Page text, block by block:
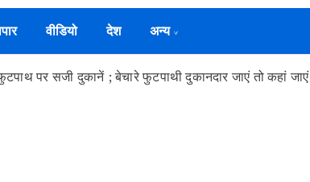
वीडियो देश अन्य
पर सजी दुकानें ; बेचारे फुटपाथी दुकानदार जाएं तो कहां जाएं